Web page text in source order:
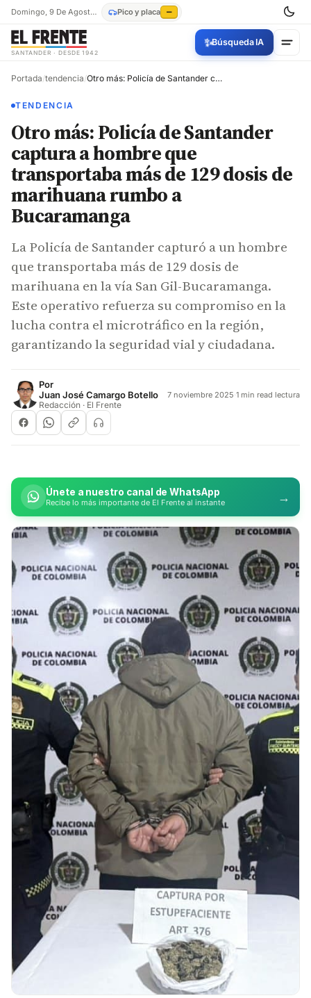
Domingo, 9 De Agosto De 2026 Pico y placa —
SANTANDER · DESDE 1942
✨Búsqueda IA
Portada/tendencia/ Otro más: Policía de Santander captura a hombre que transportaba más de 129 dosis de marihuana rumbo a Bucaramanga
TENDENCIA
Otro más: Policía de Santander
captura a hombre que
transportaba más de 129 dosis de
marihuana rumbo a
Bucaramanga
La Policía de Santander capturó a un hombre
que transportaba más de 129 dosis de
marihuana en la vía San Gil-Bucaramanga.
Este operativo refuerza su compromiso en la
lucha contra el microtráfico en la región,
garantizando la seguridad vial y ciudadana.
Por
Juan José Camargo Botello
Redacción · El Frente
7 noviembre 2025·1 min read lectura
Únete a nuestro canal de WhatsApp
Recibe lo más importante de El Frente al instante →